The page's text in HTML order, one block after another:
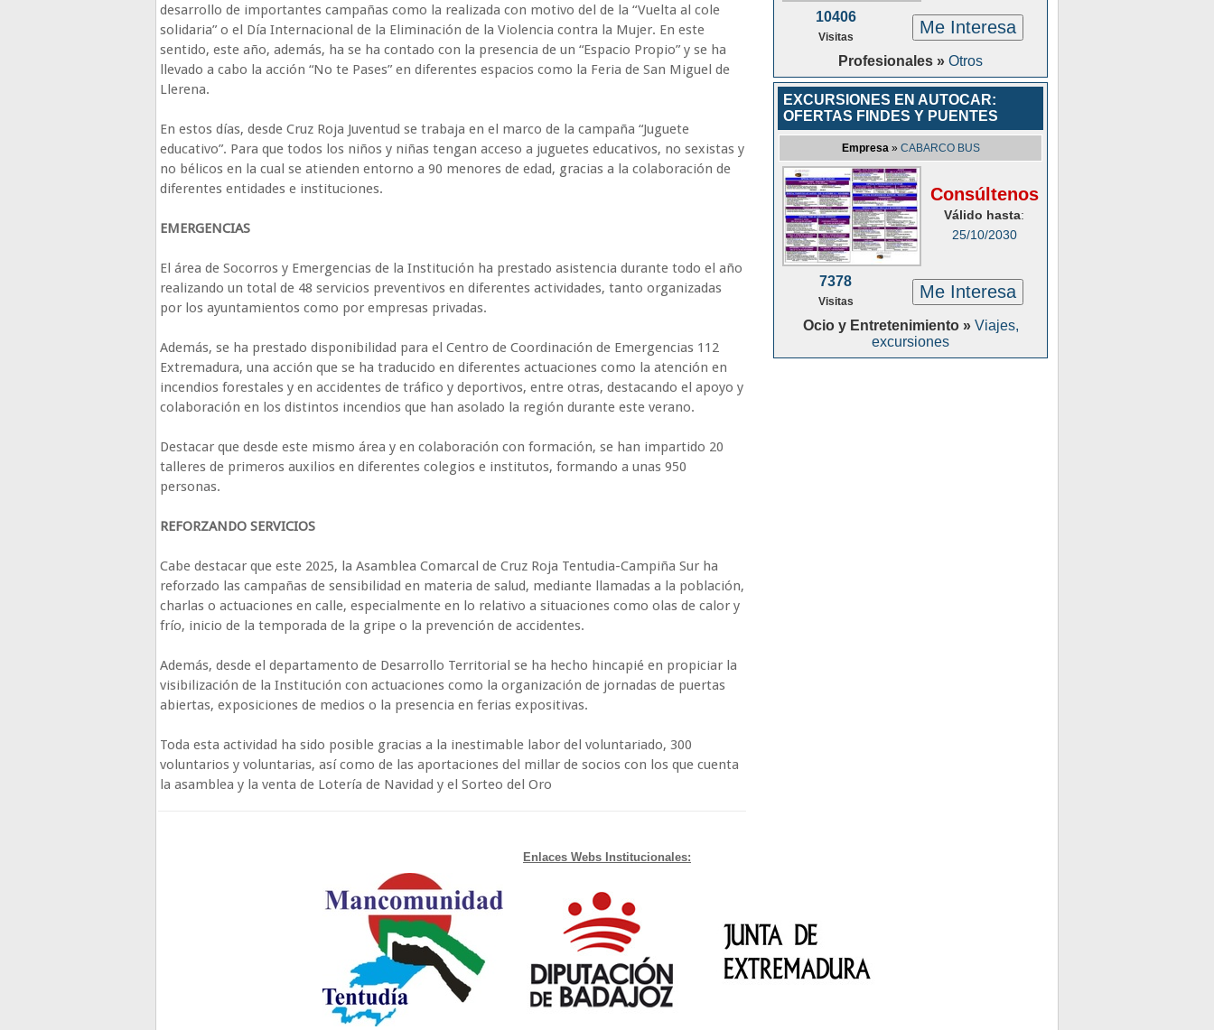
desarrollo de importantes campañas como la realizada con motivo del de la “Vuelta al cole
solidaria” o el Día Internacional de la Eliminación de la Violencia contra la Mujer. En este
sentido, este año, además, ha se ha contado con la presencia de un “Espacio Propio” y se ha
llevado a cabo la acción “No te Pases” en diferentes espacios como la Feria de San Miguel de
Llerena.
En estos días, desde Cruz Roja Juventud se trabaja en el marco de la campaña “Juguete
educativo”. Para que todos los niños y niñas tengan acceso a juguetes educativos, no sexistas y
no bélicos en la cual se atienden entorno a 90 menores de edad, gracias a la colaboración de
diferentes entidades e instituciones.
EMERGENCIAS
El área de Socorros y Emergencias de la Institución ha prestado asistencia durante todo el año
realizando un total de 48 servicios preventivos en diferentes actividades, tanto organizadas
por los ayuntamientos como por empresas privadas.
Además, se ha prestado disponibilidad para el Centro de Coordinación de Emergencias 112
Extremadura, una acción que se ha traducido en diferentes actuaciones como la atención en
incendios forestales y en accidentes de tráfico y deportivos, entre otras, destacando el apoyo y
colaboración en los distintos incendios que han asolado la región durante este verano.
Destacar que desde este mismo área y en colaboración con formación, se han impartido 20
talleres de primeros auxilios en diferentes colegios e institutos, formando a unas 950
personas.
REFORZANDO SERVICIOS
Cabe destacar que este 2025, la Asamblea Comarcal de Cruz Roja Tentudia-Campiña Sur ha
reforzado las campañas de sensibilidad en materia de salud, mediante llamadas a la población,
charlas o actuaciones en calle, especialmente en lo relativo a situaciones como olas de calor y
frío, inicio de la temporada de la gripe o la prevención de accidentes.
Además, desde el departamento de Desarrollo Territorial se ha hecho hincapié en propiciar la
visibilización de la Institución con actuaciones como la organización de jornadas de puertas
abiertas, exposiciones de medios o la presencia en ferias expositivas.
Toda esta actividad ha sido posible gracias a la inestimable labor del voluntariado, 300
voluntarios y voluntarias, así como de las aportaciones del millar de socios con los que cuenta
la asamblea y la venta de Lotería de Navidad y el Sorteo del Oro
10406
Visitas Me Interesa
Profesionales » Otros
EXCURSIONES EN AUTOCAR:
OFERTAS FINDES Y PUENTES
Empresa» CABARCO BUS
Consúltenos
Válido hasta:
25/10/2030
7378
Visitas Me Interesa
Ocio y Entretenimiento » Viajes,
excursiones
Enlaces Webs Institucionales: